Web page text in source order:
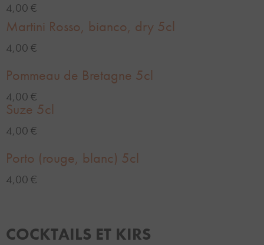
4,00 €
Martini Rosso, bianco, dry 5cl
4,00 €
Pommeau de Bretagne 5cl
4,00 €
Suze 5cl
4,00 €
Porto (rouge, blanc) 5cl
4,00 €
COCKTAILS ET KIRS